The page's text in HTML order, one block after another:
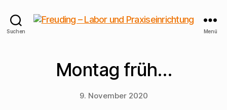
Suchen
und
Praxiseinrichtung
Menü
Montag früh…
9. November 2020